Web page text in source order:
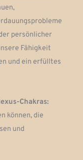
persönlicher
Fähigkeit
und ein erfülltes
Chakras:
können, die
und